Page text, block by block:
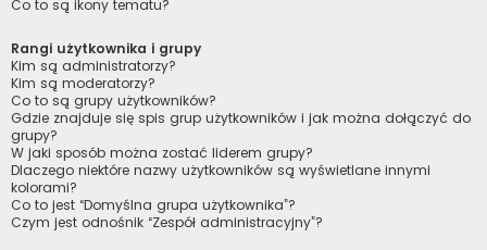
Co to są ikony tematu?
Rangi użytkownika i grupy
Kim są administratorzy?
Kim są moderatorzy?
Co to są grupy użytkowników?
Gdzie znajduje się spis grup użytkowników i jak można dołączyć do
grupy?
W jaki sposób można zostać liderem grupy?
Dlaczego niektóre nazwy użytkowników są wyświetlane innymi
kolorami?
Co to jest “Domyślna grupa użytkownika”?
Czym jest odnośnik “Zespół administracyjny”?